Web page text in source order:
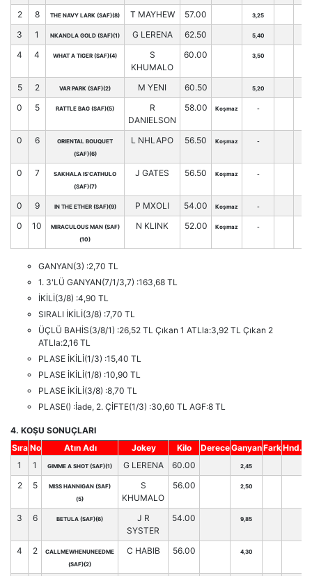
2 8 THE NAVY LARK (SAF)(8) T MAYHEW 57.00 3,25
3 1 NKANDLA GOLD (SAF)(1) G LERENA 62.50 5,40
4 4 WHAT A TIGER (SAF)(4)
S
KHUMALO
60.00 3,50
5 2 VAR PARK (SAF)(2) M YENI 60.50 5,20
0 5 RATTLE BAG (SAF)(5)
R
DANIELSON
58.00 Koşmaz -
0 6
ORIENTAL BOUQUET
(SAF)(6)
L NHLAPO 56.50 Koşmaz -
0 7
SAKHALA IS'CATHULO
(SAF)(7)
J GATES 56.50 Koşmaz -
0 9 IN THE ETHER (SAF)(9) P MXOLI 54.00 Koşmaz -
0 10
MIRACULOUS MAN (SAF)
(10)
N KLINK 52.00 Koşmaz -
GANYAN(3) :2,70 TL
1. 3'LÜ GANYAN(7/1/3,7) :163,68 TL
İKİLİ(3/8) :4,90 TL
SIRALI İKİLİ(3/8) :7,70 TL
ÜÇLÜ BAHİS(3/8/1) :26,52 TL Çıkan 1 ATLla:3,92 TL Çıkan 2
ATLla:2,16 TL
PLASE İKİLİ(1/3) :15,40 TL
PLASE İKİLİ(1/8) :10,90 TL
PLASE İKİLİ(3/8) :8,70 TL
PLASE() :İade, 2. ÇİFTE(1/3) :30,60 TL AGF:8 TL
4. KOŞU SONUÇLARI
Sıra No Atın Adı Jokey Kilo DereceGanyanFarkHnd.
1
1 GIMME A SHOT (SAF)(1) G LERENA 60.00 2,45
2 5
MISS HANNIGAN (SAF)
(5)
S
KHUMALO
56.00 2,50
3 6 BETULA (SAF)(6)
J R
SYSTER
54.00 9,85
4 2
CALLMEWHENUNEEDME
(SAF)(2)
C HABIB 56.00 4,30